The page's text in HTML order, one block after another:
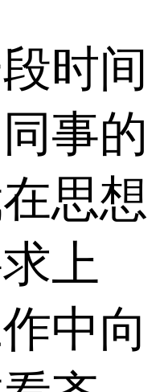
时间
事的
思想
上
中向